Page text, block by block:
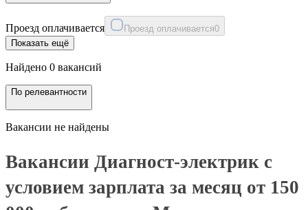
Проезд оплачивается Проезд оплачивается0
Показать ещё
Найдено 0 вакансий
По релевантности
Вакансии не найдены
Вакансии Диагност-электрик с
условием зарплата за месяц от 150